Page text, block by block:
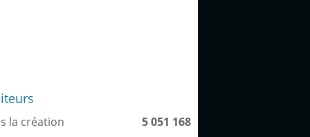
la création 5 051 168